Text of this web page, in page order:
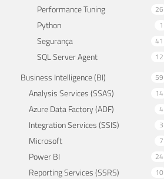
Performance Tuning 26
Python 1
Segurança 41
SQL Server Agent 12
Business Intelligence (BI) 59
Analysis Services (SSAS) 14
Azure Data Factory (ADF) 4
Integration Services (SSIS) 3
Microsoft 7
Power BI 24
Reporting Services (SSRS) 10